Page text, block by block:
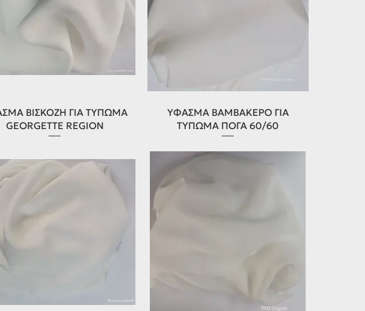
Γρήγορη προβολή
ΒΙΣΚΟΖΗ ΓΙΑ ΤΥΠΩΜΑ
GEORGETTE REGION
Γρήγορη προβολή
ΥΦΑΣΜΑ ΒΑΜΒΑΚΕΡΟ ΓΙΑ
ΤΥΠΩΜΑ ΠΟΓΑ 60/60